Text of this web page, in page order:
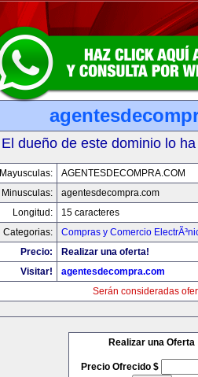
El dueño de este dominio lo
Mayusculas:
AGENTESDECOMPRA.COM
Minusculas:
agentesdecompra.com
Longitud:
15 caracteres
Categorias:
Compras y Comercio
Precio:
Realizar una oferta!
Visitar!
agentesdecompra.com
Serán consideradas
Realizar una Oferta
Precio Ofrecido $